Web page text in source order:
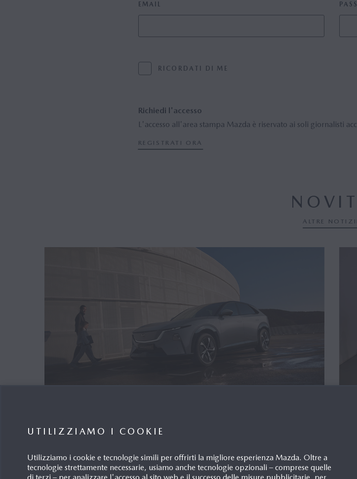
EMAIL
RICORDATI DI ME
Richiedi l'accesso
L'accesso all'area stampa Mazda è riservato ai soli giornalisti
REGISTRATI ORA
NUOVA MAZDA CX‑6
CHE UNISCE PIACERE DI GUIDA,
AVANZATA
ALTRE
UTILIZZIAMO I COOKIE
Utilizziamo i cookie e tecnologie simili per offrirti la migliore esperienza Mazda. Oltre a
tecnologie strettamente necessarie, usiamo anche tecnologie opzionali – comprese quelle